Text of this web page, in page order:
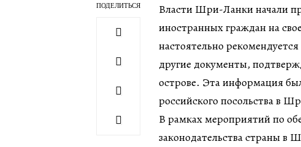
ПОДЕЛИТЬСЯ
Власти Шри-Ланки начали
иностранных граждан на
настоятельно
другие документы,
острове. Эта информация
российского посольства в
В рамках мероприятий по
законодательства страны в